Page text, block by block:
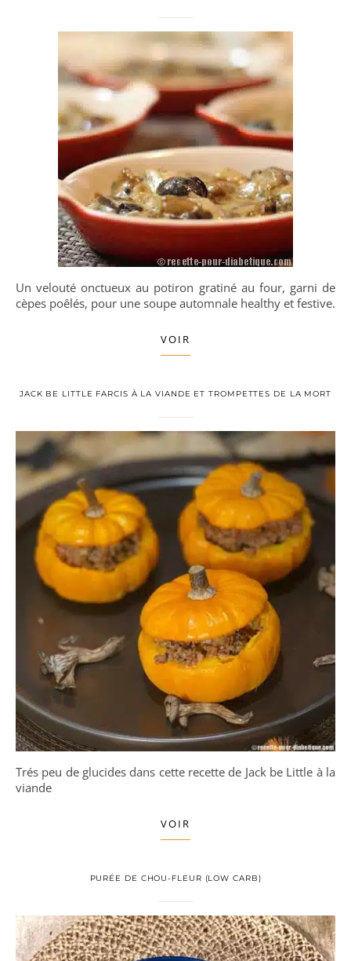
Un velouté onctueux au potiron gratiné au four, garni de
cèpes poêlés, pour une soupe automnale healthy et festive.
VOIR
JACK BE LITTLE FARCIS À LA VIANDE ET TROMPETTES DE LA MORT
Trés peu de glucides dans cette recette de Jack be Little à la
viande
VOIR
PURÉE DE CHOU-FLEUR (LOW CARB)